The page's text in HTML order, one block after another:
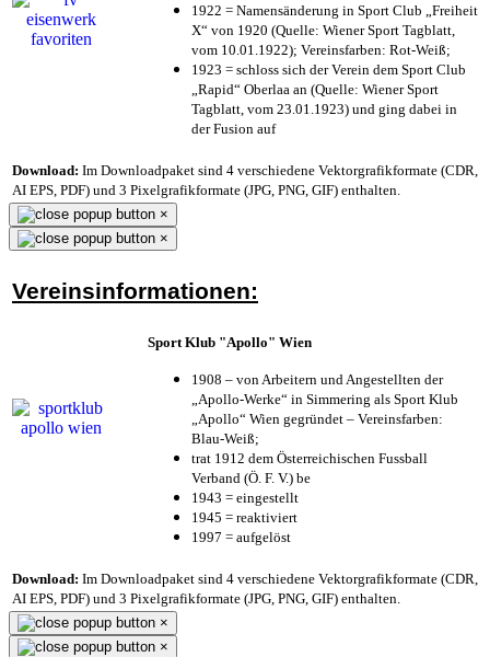
1922 = Namensänderung in Sport Club „Freiheit
X“ von 1920 (Quelle: Wiener Sport Tagblatt,
vom 10.01.1922); Vereinsfarben: Rot-Weiß;
1923 = schloss sich der Verein dem Sport Club
„Rapid“ Oberlaa an (Quelle: Wiener Sport
Tagblatt, vom 23.01.1923) und ging dabei in
der Fusion auf
Download: Im Downloadpaket sind 4 verschiedene Vektorgrafikformate (CDR,
AI EPS, PDF) und 3 Pixelgrafikformate (JPG, PNG, GIF) enthalten.
×
×
Vereinsinformationen:
Sport Klub "Apollo" Wien
1908 – von Arbeitern und Angestellten der
„Apollo-Werke“ in Simmering als Sport Klub
„Apollo“ Wien gegründet – Vereinsfarben:
Blau-Weiß;
trat 1912 dem Österreichischen Fussball
Verband (Ö. F. V.) be
1943 = eingestellt
1945 = reaktiviert
1997 = aufgelöst
Download: Im Downloadpaket sind 4 verschiedene Vektorgrafikformate (CDR,
AI EPS, PDF) und 3 Pixelgrafikformate (JPG, PNG, GIF) enthalten.
×
×